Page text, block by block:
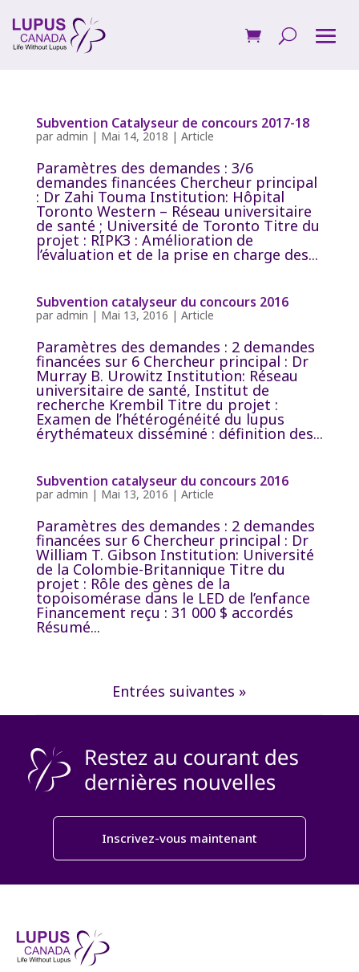
Subvention Catalyseur de concours 2017-18
par admin | Mai 14, 2018 | Article
Paramètres des demandes : 3/6
demandes financées Chercheur principal
: Dr Zahi Touma Institution: Hôpital
Toronto Western – Réseau universitaire
de santé ; Université de Toronto Titre du
projet : RIPK3 : Amélioration de
l’évaluation et de la prise en charge des...
Subvention catalyseur du concours 2016
par admin | Mai 13, 2016 | Article
Paramètres des demandes : 2 demandes
financées sur 6 Chercheur principal : Dr
Murray B. Urowitz Institution: Réseau
universitaire de santé, Institut de
recherche Krembil Titre du projet :
Examen de l’hétérogénéité du lupus
érythémateux disséminé : définition des...
Subvention catalyseur du concours 2016
par admin | Mai 13, 2016 | Article
Paramètres des demandes : 2 demandes
financées sur 6 Chercheur principal : Dr
William T. Gibson Institution: Université
de la Colombie-Britannique Titre du
projet : Rôle des gènes de la
topoisomérase dans le LED de l’enfance
Financement reçu : 31 000 $ accordés
Résumé...
Entrées suivantes »
Inscrivez-vous maintenant